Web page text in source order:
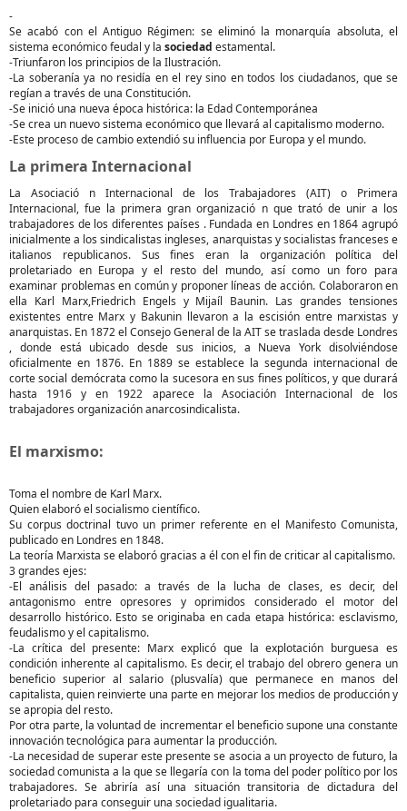
-
Se acabó con el Antiguo Régimen: se eliminó la monarquía absoluta, el
sistema económico feudal y la sociedad estamental.
-Triunfaron los principios de la Ilustración.
-La soberanía ya no residía en el rey sino en todos los ciudadanos, que se
regían a través de una Constitución.
-Se inició una nueva época histórica: la Edad Contemporánea
-Se crea un nuevo sistema económico que llevará al capitalismo moderno.
-Este proceso de cambio extendió su influencia por Europa y el mundo.
La primera Internacional
La Asociació n Internacional de los Trabajadores (AIT) o Primera
Internacional, fue la primera gran organizació n que trató de unir a los
trabajadores de los diferentes países . Fundada en Londres en 1864 agrupó
inicialmente a los sindicalistas ingleses, anarquistas y socialistas franceses e
italianos republicanos. Sus fines eran la organización política del
proletariado en Europa y el resto del mundo, así como un foro para
examinar problemas en común y proponer líneas de acción. Colaboraron en
ella Karl Marx,Friedrich Engels y Mijaíl Baunin. Las grandes tensiones
existentes entre Marx y Bakunin llevaron a la escisión entre marxistas y
anarquistas. En 1872 el Consejo General de la AIT se traslada desde Londres
, donde está ubicado desde sus inicios, a Nueva York disolviéndose
oficialmente en 1876. En 1889 se establece la segunda internacional de
corte social demócrata como la sucesora en sus fines políticos, y que durará
hasta 1916 y en 1922 aparece la Asociación Internacional de los
trabajadores organización anarcosindicalista.
El marxismo:
Toma el nombre de Karl Marx.
Quien elaboró el socialismo científico.
Su corpus doctrinal tuvo un primer referente en el Manifesto Comunista,
publicado en Londres en 1848.
La teoría Marxista se elaboró gracias a él con el fin de criticar al capitalismo.
3 grandes ejes:
-El análisis del pasado: a través de la lucha de clases, es decir, del
antagonismo entre opresores y oprimidos considerado el motor del
desarrollo histórico. Esto se originaba en cada etapa histórica: esclavismo,
feudalismo y el capitalismo.
-La crítica del presente: Marx explicó que la explotación burguesa es
condición inherente al capitalismo. Es decir, el trabajo del obrero genera un
beneficio superior al salario (plusvalía) que permanece en manos del
capitalista, quien reinvierte una parte en mejorar los medios de producción y
se apropia del resto.
Por otra parte, la voluntad de incrementar el beneficio supone una constante
innovación tecnológica para aumentar la producción.
-La necesidad de superar este presente se asocia a un proyecto de futuro, la
sociedad comunista a la que se llegaría con la toma del poder político por los
trabajadores. Se abriría así una situación transitoria de dictadura del
proletariado para conseguir una sociedad igualitaria.